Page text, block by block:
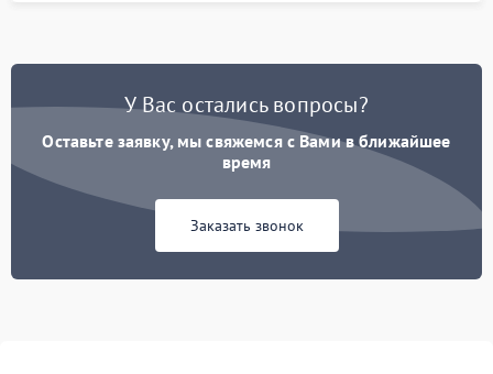
У Вас остались вопросы?
Оставьте заявку, мы свяжемся с Вами в ближайшее
время
Заказать звонок